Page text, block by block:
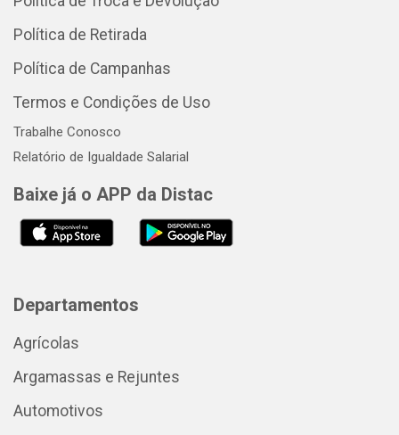
Política de Retirada
Política de Campanhas
Termos e Condições de Uso
Trabalhe Conosco
Relatório de Igualdade Salarial
Baixe já o APP da Distac
Departamentos
Agrícolas
Argamassas e Rejuntes
Automotivos